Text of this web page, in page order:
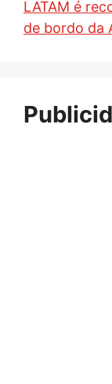
LATAM é
de bordo da